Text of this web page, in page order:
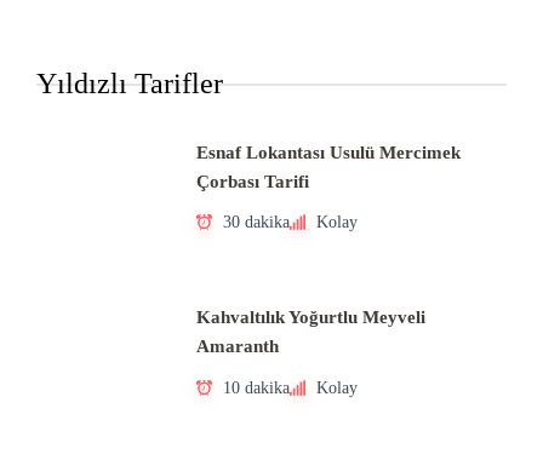
Yıldızlı Tarifler
Esnaf Lokantası Usulü Mercimek
Çorbası Tarifi
30 dakika Kolay
Kahvaltılık Yoğurtlu Meyveli
Amaranth
10 dakika Kolay